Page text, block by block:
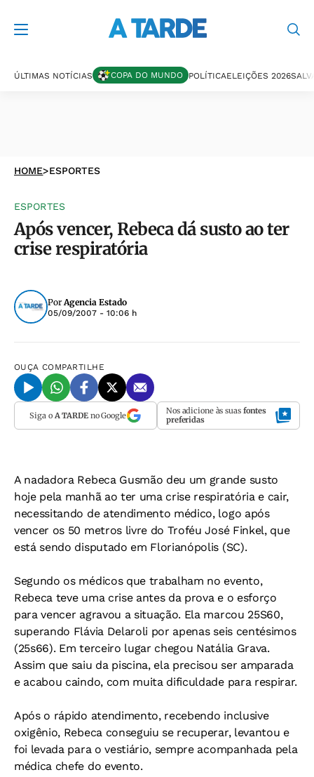
ÚLTIMAS NOTÍCIAS COPA DO MUNDO POLÍTICAELEIÇÕES 2026
HOME>ESPORTES
ESPORTES
Após vencer, Rebeca dá susto ao ter
crise respiratória
PorAgencia Estado
05/09/2007 - 10:06 h
OUÇA COMPARTILHE
Siga o A TARDEno Google Nos adicione às suas fontes
preferidas
A nadadora Rebeca Gusmão deu um grande susto
hoje pela manhã ao ter uma crise respiratória e cair,
necessitando de atendimento médico, logo após
vencer os 50 metros livre do Troféu José Finkel, que
está sendo disputado em Florianópolis (SC).
Segundo os médicos que trabalham no evento,
Rebeca teve uma crise antes da prova e o esforço
para vencer agravou a situação. Ela marcou 25S60,
superando Flávia Delaroli por apenas seis centésimos
(25s66). Em terceiro lugar chegou Natália Grava.
Assim que saiu da piscina, ela precisou ser amparada
e acabou caindo, com muita dificuldade para respirar.
Após o rápido atendimento, recebendo inclusive
oxigênio, Rebeca conseguiu se recuperar, levantou e
foi levada para o vestiário, sempre acompanhada pela
médica chefe do evento.